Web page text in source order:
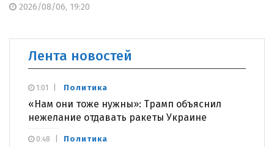
2026/08/06, 19:20
Лента новостей
Политика
«Нам они тоже нужны»: Трамп объяснил
нежелание отдавать ракеты Украине
1:01
Политика
0:48